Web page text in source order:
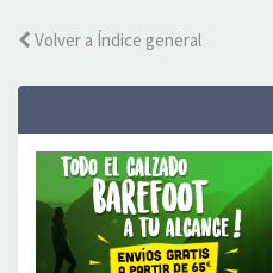
Volver a Índice general